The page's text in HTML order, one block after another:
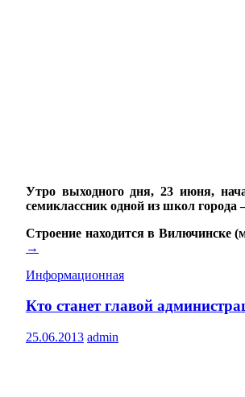
Утро выходного дня, 23 июня,
семиклассник одной из школ
Строение находится в Вилючинске
→
Информационная
Кто станет главой
25.06.2013 admin